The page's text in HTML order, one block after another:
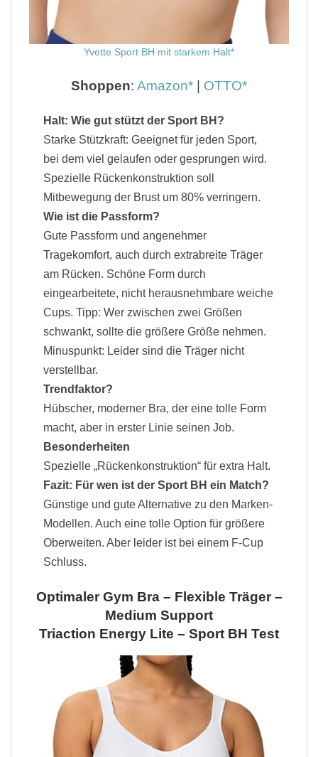
Yvette Sport BH mit starkem Halt
Shoppen: Amazon | OTTO
Halt: Wie gut stützt der Sport BH?
Starke Stützkraft: Geeignet für jeden Sport,
bei dem viel gelaufen oder gesprungen wird.
Spezielle Rückenkonstruktion soll
Mitbewegung der Brust um 80% verringern.
Wie ist die Passform?
Gute Passform und angenehmer
Tragekomfort, auch durch extrabreite Träger
am Rücken. Schöne Form durch
eingearbeitete, nicht herausnehmbare weiche
Cups. Tipp: Wer zwischen zwei Größen
schwankt, sollte die größere Größe nehmen.
Minuspunkt: Leider sind die Träger nicht
verstellbar.
Trendfaktor?
Hübscher, moderner Bra, der eine tolle Form
macht, aber in erster Linie seinen Job.
Besonderheiten
Spezielle „Rückenkonstruktion“ für extra Halt.
Fazit: Für wen ist der Sport BH ein Match?
Günstige und gute Alternative zu den Marken-
Modellen. Auch eine tolle Option für größere
Oberweiten. Aber leider ist bei einem F-Cup
Schluss.
Optimaler Gym Bra – Flexible Träger –
Medium Support
Triaction Energy Lite – Sport BH Test